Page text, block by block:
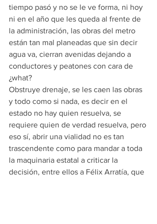
tiempo pasó y no se le ve forma, ni hoy
ni en el año que les queda al frente de
la administración, las obras del metro
están tan mal planeadas que sin decir
agua va, cierran avenidas dejando a
conductores y peatones con cara de
¿what?
Obstruye drenaje, se les caen las obras
y todo como si nada, es decir en el
estado no hay quien resuelva, se
requiere quien de verdad resuelva, pero
eso sí, abrir una vialidad no es tan
trascendente como para mandar a toda
la maquinaria estatal a criticar la
decisión, entre ellos a Félix Arratía, que